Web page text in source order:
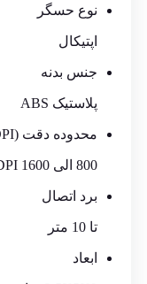
نوع حسگر
اپتيکال
جنس بدنه
پلاستیک ABS
محدوده دقت (DPI)
800 الی 1600 DPI
برد اتصال
تا 10 متر
ابعاد